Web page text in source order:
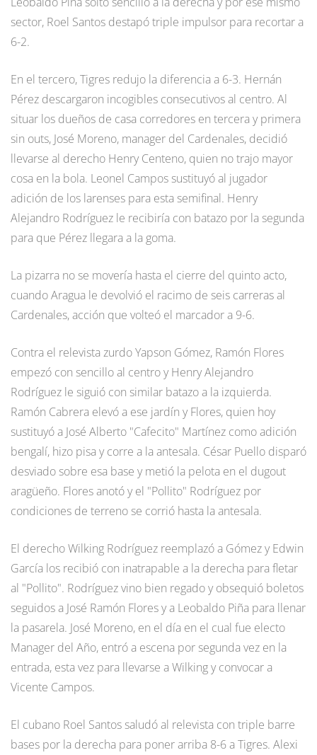
sector, Roel Santos destapó triple impulsor para recortar a
6-2.
En el tercero, Tigres redujo la diferencia a 6-3. Hernán
Pérez descargaron incogibles consecutivos al centro. Al
situar los dueños de casa corredores en tercera y primera
sin outs, José Moreno, manager del Cardenales, decidió
llevarse al derecho Henry Centeno, quien no trajo mayor
cosa en la bola. Leonel Campos sustituyó al jugador
adición de los larenses para esta semifinal. Henry
Alejandro Rodríguez le recibiría con batazo por la segunda
para que Pérez llegara a la goma.
La pizarra no se movería hasta el cierre del quinto acto,
cuando Aragua le devolvió el racimo de seis carreras al
Cardenales, acción que volteó el marcador a 9-6.
Contra el relevista zurdo Yapson Gómez, Ramón Flores
empezó con sencillo al centro y Henry Alejandro
Rodríguez le siguió con similar batazo a la izquierda.
Ramón Cabrera elevó a ese jardín y Flores, quien hoy
sustituyó a José Alberto "Cafecito" Martínez como adición
bengalí, hizo pisa y corre a la antesala. César Puello disparó
desviado sobre esa base y metió la pelota en el dugout
aragüeño. Flores anotó y el "Pollito" Rodríguez por
condiciones de terreno se corrió hasta la antesala.
El derecho Wilking Rodríguez reemplazó a Gómez y Edwin
García los recibió con inatrapable a la derecha para fletar
al "Pollito". Rodríguez vino bien regado y obsequió boletos
seguidos a José Ramón Flores y a Leobaldo Piña para llenar
la pasarela. José Moreno, en el día en el cual fue electo
Manager del Año, entró a escena por segunda vez en la
entrada, esta vez para llevarse a Wilking y convocar a
Vicente Campos.
El cubano Roel Santos saludó al relevista con triple barre
bases por la derecha para poner arriba 8-6 a Tigres. Alexi